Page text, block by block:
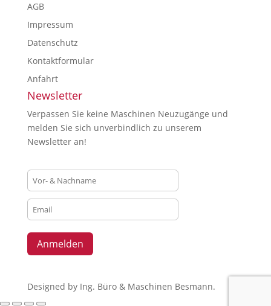
AGB
Impressum
Datenschutz
Kontaktformular
Anfahrt
Newsletter
Verpassen Sie keine Maschinen Neuzugänge und
melden Sie sich unverbindlich zu unserem
Newsletter an!
Designed by Ing. Büro & Maschinen Besmann.